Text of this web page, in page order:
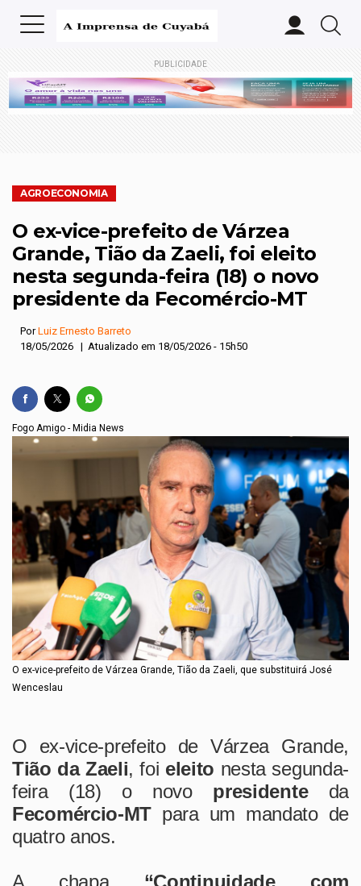
PUBLICIDADE
AGROECONOMIA
O ex-vice-prefeito de Várzea
Grande, Tião da Zaeli, foi eleito
nesta segunda-feira (18) o novo
presidente da Fecomércio-MT
PorLuiz Ernesto Barreto
18/05/2026 | Atualizado em 18/05/2026 - 15h50
Fogo Amigo - Midia News
O ex-vice-prefeito de Várzea Grande, Tião da Zaeli, que substituirá José
Wenceslau
O ex-vice-prefeito de Várzea Grande,
Tião da Zaeli, foi eleito nesta segunda-
feira (18) o novo
presidente
da
Fecomércio-MT para um mandato de
quatro anos.